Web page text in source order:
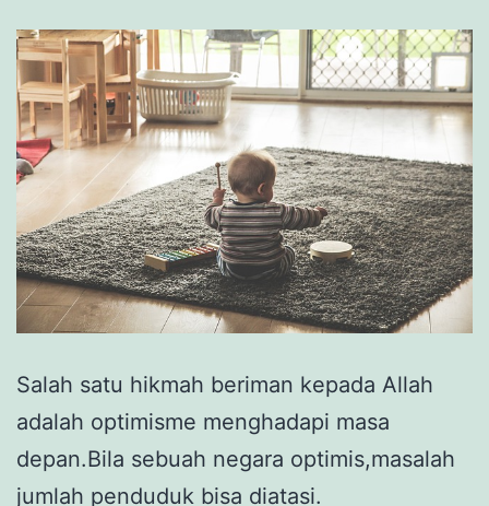
Salah satu hikmah beriman kepada Allah
adalah optimisme menghadapi masa
depan.Bila sebuah negara optimis,masalah
jumlah penduduk bisa diatasi.